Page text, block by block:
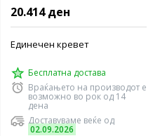
20.414 ден
Единечен кревет
Бесплатна достава
Враќањето на производот е
возможно во рок од 14
дена
Доставуваме веќе од
02.09.2026